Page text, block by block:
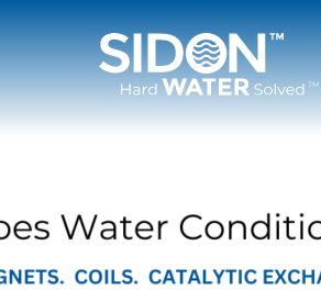
Passa
al
contenuto